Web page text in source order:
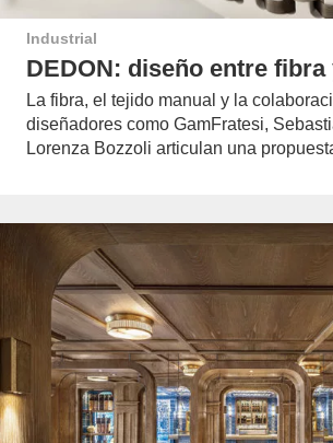
Industrial
DEDON: diseño entre
La fibra, el tejido manual y la
diseñadores como GamFratesi,
Lorenza Bozzoli articulan una